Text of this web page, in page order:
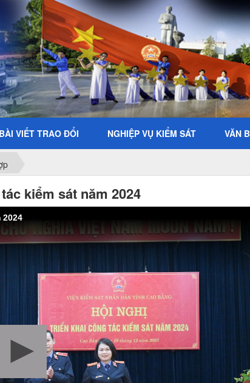
BÀI VIẾT TRAO ĐỔI NGHIỆP VỤ KIỂM SÁT VĂN
kiểm sát năm 2024
2024